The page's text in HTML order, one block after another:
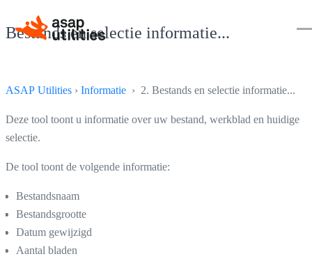
Bestands en selectie informatie...
ASAP Utilities › Informatie › 2. Bestands en selectie informatie...
Deze tool toont u informatie over uw bestand, werkblad en huidige
selectie.
De tool toont de volgende informatie:
Bestandsnaam
Bestandsgrootte
Datum gewijzigd
Aantal bladen